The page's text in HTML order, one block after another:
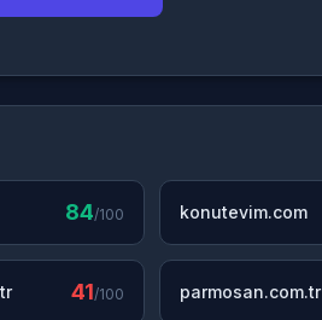
84/100 konutevim.com
41/100 parmosan.com.tr